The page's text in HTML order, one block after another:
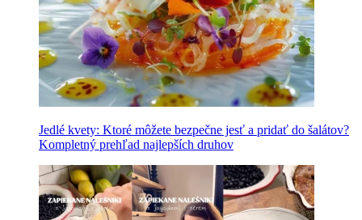
Jedlé kvety: Ktoré môžete bezpečne jesť a pridať do šalátov?
Kompletný prehľad najlepších druhov